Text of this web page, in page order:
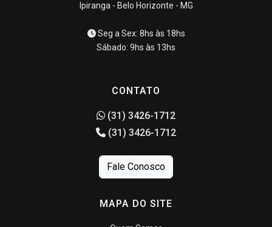
Ipiranga - Belo Horizonte - MG
Seg a Sex: 8hs às 18hs
Sábado: 9hs às 13hs
CONTATO
(31) 3426-1712
(31) 3426-1712
Fale Conosco
MAPA DO SITE